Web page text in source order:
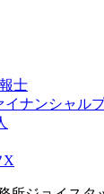
士
イナンシャル